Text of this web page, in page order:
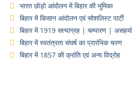
भारत छोड़ो आंदोलन में बिहार की भूमिका
बिहार में किसान आंदोलन एवं सोशलिस्ट पार्टी
बिहार में 1919 सत्याग्रह | चम्पारण |
बिहार में स्वतंत्रता संघर्ष का प्रारंभिक चरण
बिहार में 1857 की क्रांति एवं अन्य विद्रोह